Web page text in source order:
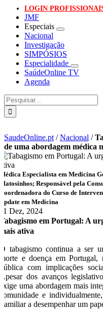
LOGIN
JMF
Especiais
Nacional
Investigação
SIMPÓSIOS
Especialidade
SaúdeOnline TV
Agenda
Pesquisar
SaudeOnline.pt /Nacional /
de uma abordagem médica
Médica Especialista em Medicina
Matosinhos; Responsável pela
Coordenadora do Curso de
Update em Medicina
11 Dez, 2024
Tabagismo em Portugal: A
mais ativa
O tabagismo continua a ser
morte e doença em Portugal,
pública com implicações
Apesar dos avanços
exige uma abordagem mais
comunidade e
Familiar a desempenhar um